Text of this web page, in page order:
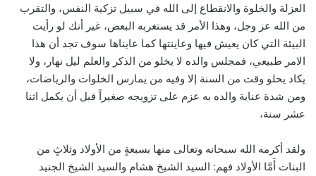
العزلة والخلوة والانقطاع إلى الله في سبيل تزكية النفس، والتقرب
من الله عز وجل، وهذا الأمر قد يستغربه البعض، غير أنك لو رأيت
البيئة التي كان يعيش فيها وعاينتها كما عايناها سوف تجد أن هذا
الامر طبيعي، فمجلس والده لا يخلو من الذكر والعلم ليل نهار، ولا
يكاد يخلو وقت من السنة إلا وفيه من يمارس الخلوات والرياضات،
ومن شدة عناية والده به عزم على تزويجه صغيراً قبل أن يكمل اثنا
عشر سنة،
ولقد أكرمه الله سبحانه وتعالى منها بسبعةٍ من الأولاد وثلاثٍ من
البنات أَمَّا الأولاد فهم: السيد الشيخ هشام والسيد الشيخ الجنيد